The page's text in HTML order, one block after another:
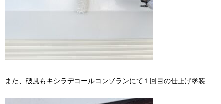
また、破風もキシラデコールコンゾランにて１回目の仕上げ塗装